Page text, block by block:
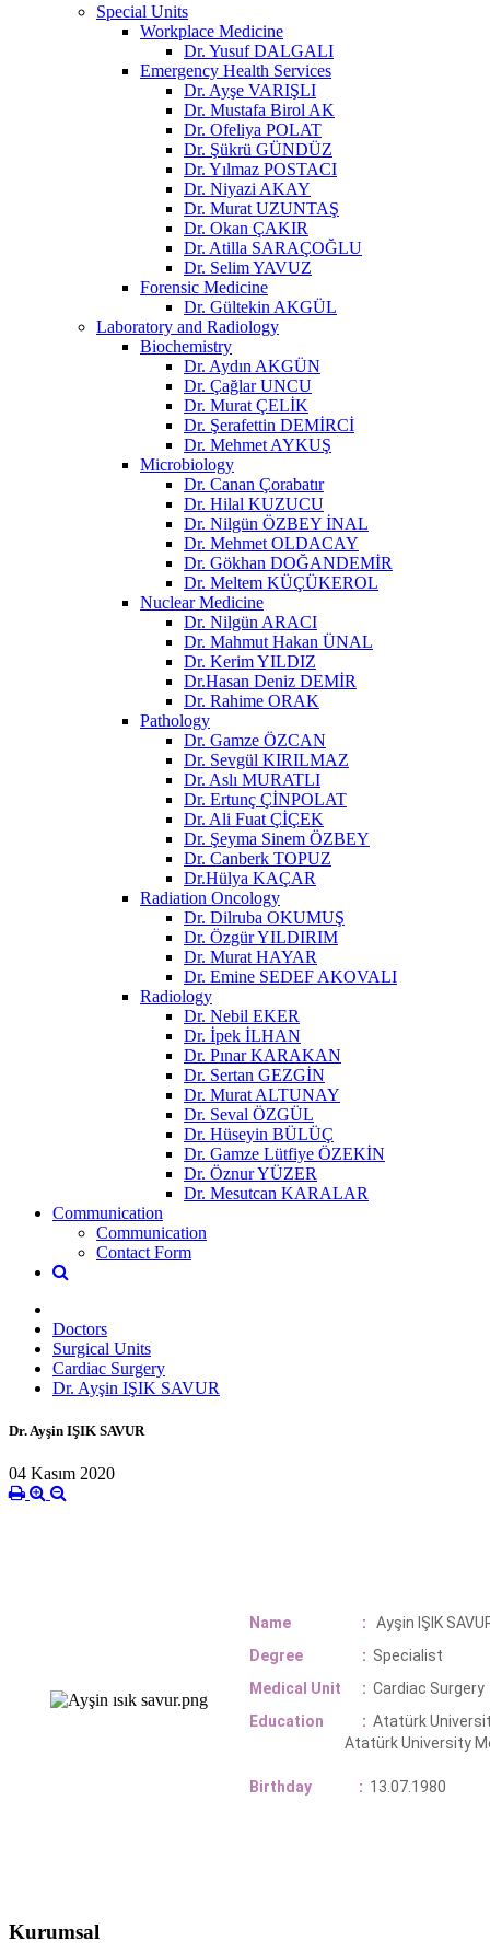
Special Units
Workplace Medicine
Dr. Yusuf DALGALI
Emergency Health Services
Dr. Ayşe VARIŞLI
Dr. Mustafa Birol AK
Dr. Ofeliya POLAT
Dr. Şükrü GÜNDÜZ
Dr. Yılmaz POSTACI
Dr. Niyazi AKAY
Dr. Murat UZUNTAŞ
Dr. Okan ÇAKIR
Dr. Atilla SARAÇOĞLU
Dr. Selim YAVUZ
Forensic Medicine
Dr. Gültekin AKGÜL
Laboratory and Radiology
Biochemistry
Dr. Aydın AKGÜN
Dr. Çağlar UNCU
Dr. Murat ÇELİK
Dr. Şerafettin DEMİRCİ
Dr. Mehmet AYKUŞ
Microbiology
Dr. Canan Çorabatır
Dr. Hilal KUZUCU
Dr. Nilgün ÖZBEY İNAL
Dr. Mehmet OLDACAY
Dr. Gökhan DOĞANDEMİR
Dr. Meltem KÜÇÜKEROL
Nuclear Medicine
Dr. Nilgün ARACI
Dr. Mahmut Hakan ÜNAL
Dr. Kerim YILDIZ
Dr.Hasan Deniz DEMİR
Dr. Rahime ORAK
Pathology
Dr. Gamze ÖZCAN
Dr. Sevgül KIRILMAZ
Dr. Aslı MURATLI
Dr. Ertunç ÇİNPOLAT
Dr. Ali Fuat ÇİÇEK
Dr. Şeyma Sinem ÖZBEY
Dr. Canberk TOPUZ
Dr.Hülya KAÇAR
Radiation Oncology
Dr. Dilruba OKUMUŞ
Dr. Özgür YILDIRIM
Dr. Murat HAYAR
Dr. Emine SEDEF AKOVALI
Radiology
Dr. Nebil EKER
Dr. İpek İLHAN
Dr. Pınar KARAKAN
Dr. Sertan GEZGİN
Dr. Murat ALTUNAY
Dr. Seval ÖZGÜL
Dr. Hüseyin BÜLÜÇ
Dr. Gamze Lütfiye ÖZEKİN
Dr. Öznur YÜZER
Dr. Mesutcan KARALAR
Communication
Communication
Contact Form
Doctors
Surgical Units
Cardiac Surgery
Dr. Ayşin IŞIK SAVUR
Dr. Ayşin IŞIK SAVUR
04 Kasım 2020
Name :
Ayşin IŞIK
Degree
: Specialist
Medical Unit
: Cardiac Surgery
Education
: Atatürk
AtatürkUniversity
Birthday : 13.07.1980
Kurumsal